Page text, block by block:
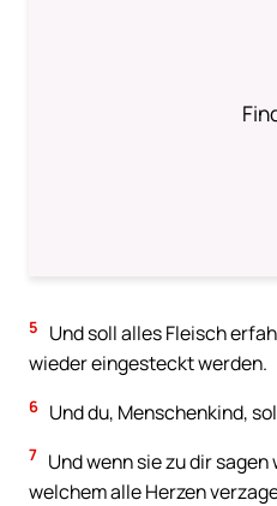
5
Und soll alles Fleisch
wieder eingesteckt werden.
6 Und du, Menschenkind,
7 Und wenn sie zu dir
welchem alle Herzen